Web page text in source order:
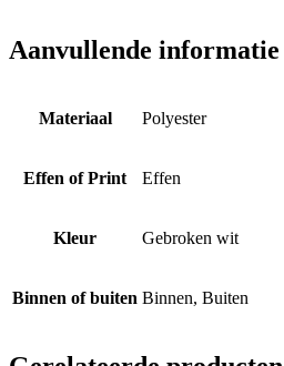
Aanvullende informatie
Materiaal Polyester
Effen of Print Effen
Kleur Gebroken wit
Binnen of buiten Binnen, Buiten